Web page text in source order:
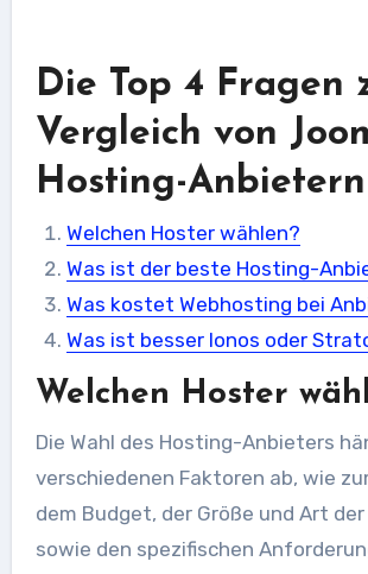
Die Top 4 Fragen
Vergleich von
Hosting-Anbietern
Welchen Hoster wählen?
Was ist der beste Hosting-
Was kostet Webhosting bei
Was ist besser Ionos oder
Welchen Hoster
Die Wahl des Hosting-Anbieters
verschiedenen Faktoren ab, wie
dem Budget, der Größe und Art
sowie den spezifischen